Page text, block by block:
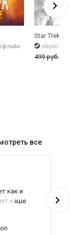
Star Trek
steam
499 руб.
все
как и
наше
вы и